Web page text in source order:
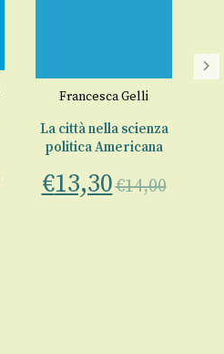
Francesca Gelli
La città nella scienza
politica Americana
€13,30€14,00